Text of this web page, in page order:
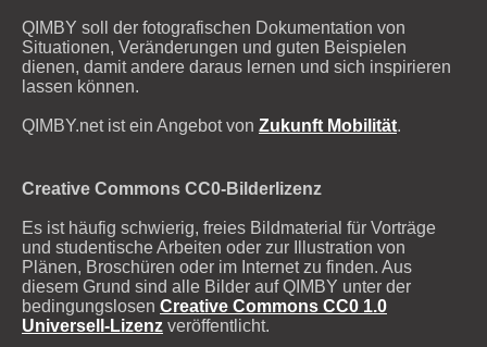
QIMBY soll der fotografischen Dokumentation von
Situationen, Veränderungen und guten Beispielen
dienen, damit andere daraus lernen und sich inspirieren
lassen können.
QIMBY.net ist ein Angebot von Zukunft Mobilität.
Creative Commons CC0-Bilderlizenz
Es ist häufig schwierig, freies Bildmaterial für Vorträge
und studentische Arbeiten oder zur Illustration von
Plänen, Broschüren oder im Internet zu finden. Aus
diesem Grund sind alle Bilder auf QIMBY unter der
bedingungslosen Creative Commons CC0 1.0
Universell-Lizenz veröffentlicht.